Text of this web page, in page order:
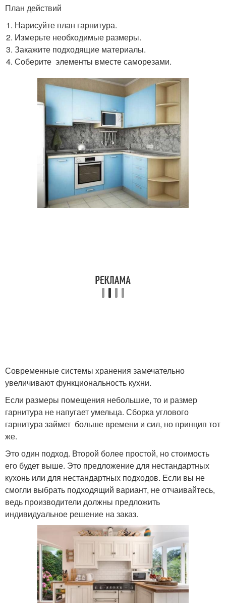
План действий
Нарисуйте план гарнитура.
Измерьте необходимые размеры.
Закажите подходящие материалы.
Соберите элементы вместе саморезами.
Современные системы хранения замечательно
увеличивают функциональность кухни.
Если размеры помещения небольшие, то и размер
гарнитура не напугает умельца. Сборка углового
гарнитура займет больше времени и сил, но принцип тот
же.
Это один подход. Второй более простой, но стоимость
его будет выше. Это предложение для нестандартных
кухонь или для нестандартных подходов. Если вы не
смогли выбрать подходящий вариант, не отчаивайтесь,
ведь производители должны предложить
индивидуальное решение на заказ.